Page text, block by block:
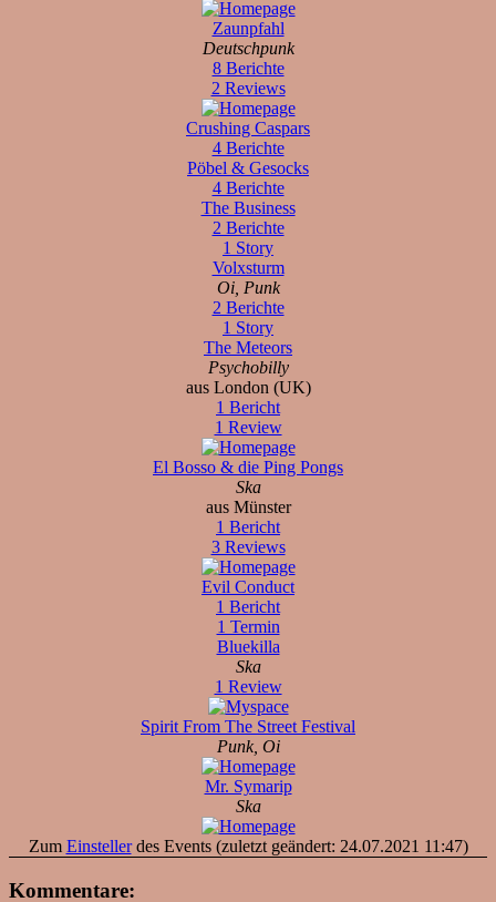
Zaunpfahl
Deutschpunk
8 Berichte
2 Reviews
Crushing Caspars
4 Berichte
Pöbel & Gesocks
4 Berichte
The Business
2 Berichte
1 Story
Volxsturm
Oi, Punk
2 Berichte
1 Story
The Meteors
Psychobilly
aus London (UK)
1 Bericht
1 Review
El Bosso & die Ping Pongs
Ska
aus Münster
1 Bericht
3 Reviews
Evil Conduct
1 Bericht
1 Termin
Bluekilla
Ska
1 Review
Spirit From The Street Festival
Punk, Oi
Mr. Symarip
Ska
Zum Einstellerdes Events (zuletzt geändert: 24.07.2021 11:47)
Kommentare: